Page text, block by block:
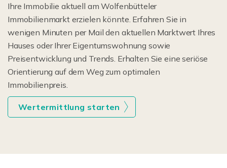
Ihre Immobilie aktuell am Wolfenbütteler
Immobilienmarkt erzielen könnte. Erfahren Sie in
wenigen Minuten per Mail den aktuellen Marktwert Ihres
Hauses oder Ihrer Eigentumswohnung sowie
Preisentwicklung und Trends. Erhalten Sie eine seriöse
Orientierung auf dem Weg zum optimalen
Immobilienpreis.
Wertermittlung starten